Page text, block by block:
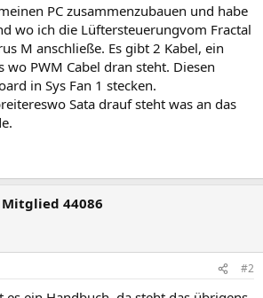
PC zusammenzubauen und habe
wo ich die Lüftersteuerungvom Fractal
M anschließe. Es gibt 2 Kabel, ein
wo PWM Cabel dran steht. Diesen
in Sys Fan 1 stecken.
Sata drauf steht was an das
Mitglied 44086
#2